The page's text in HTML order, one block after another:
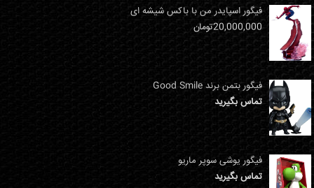
فیگور اسپایدر من با باکس شیشه ای
20,000,000تومان
فیگور بتمن برند Good Smile
تماس بگیرید
فیگور یوشی سوپر ماریو
تماس بگیرید